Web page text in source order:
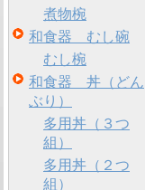
煮物椀
和食器 むし碗
むし椀
和食器 丼（どん
ぶり）
多用丼（３つ
組）
多用丼（２つ
組）